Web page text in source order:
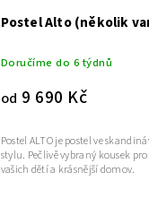
Postel Alto (několik
Doručíme do 6 týdnů
od 9 690 Kč
Postel ALTO je postel ve
stylu. Pečlivě vybraný kousek
vašich dětí a krásnější domov.